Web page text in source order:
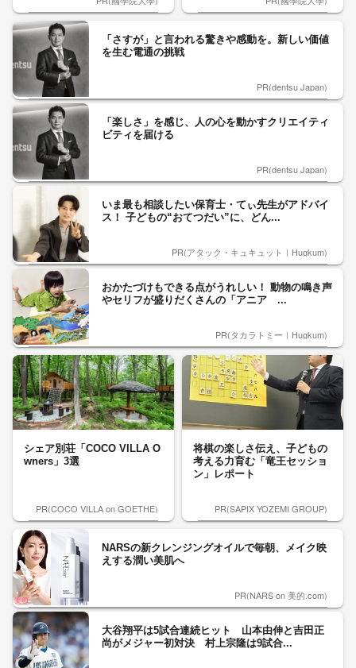
「さすが」と言われる驚きや感動を。新しい価値
を生む電通の挑戦
PR(dentsu Japan)
「楽しさ」を感じ、人の心を動かすクリエイティ
ビティを届ける
PR(dentsu Japan)
いま最も相談したい保育士・てぃ先生がアドバイ
ス！ 子どもの“おてつだい”に、どん...
PR(アタック・キュキュット｜Hugkum)
おかたづけもできる点がうれしい！ 動物の鳴き声
やセリフが盛りだくさんの「アニア ...
PR(タカラトミー｜Hugkum)
シェア別荘「COCO VILLA O
wners」3選
PR(COCO VILLA on GOETHE)
将棋の楽しさ伝え、子どもの
考える力育む「竜王セッショ
ン」レポート
PR(SAPIX YOZEMI GROUP)
NARSの新クレンジングオイルで毎朝、メイク映
えする潤い美肌へ
PR(NARS on 美的.com)
大谷翔平は5試合連続ヒット 山本由伸と吉田正
尚がメジャー初対決 村上宗隆は9試合...